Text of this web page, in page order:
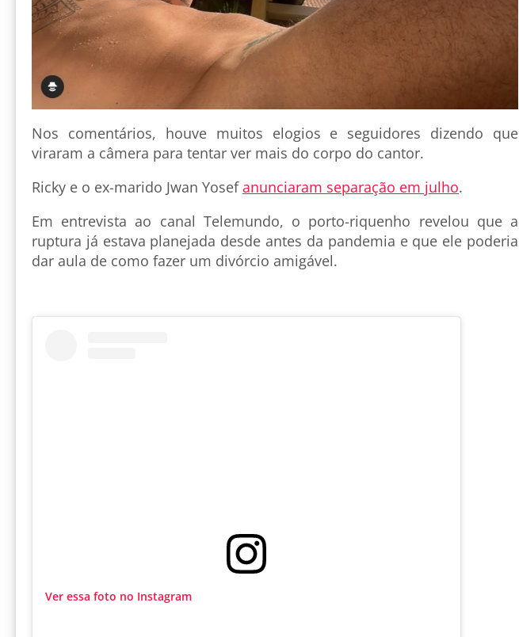
Nos comentários, houve muitos elogios e seguidores dizendo que
viraram a câmera para tentar ver mais do corpo do cantor.
Ricky e o ex-marido Jwan Yosefanunciaram separação em julho.
Em entrevista ao canal Telemundo, o porto-riquenho revelou que a
ruptura já estava planejada desde antes da pandemia e que ele poderia
dar aula de como fazer um divórcio amigável.
Ver essa foto no Instagram